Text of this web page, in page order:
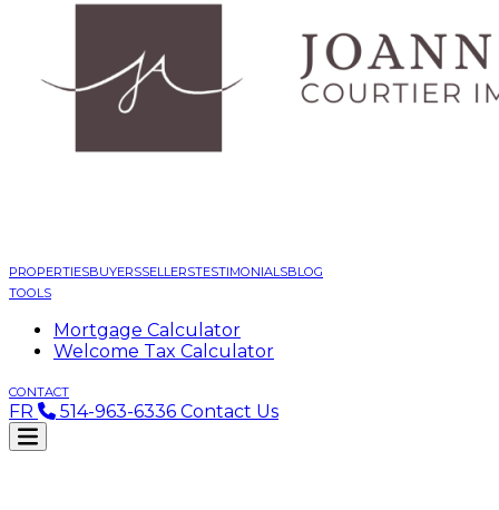
PROPERTIESBUYERSSELLERSTESTIMONIALSBLOG
TOOLS
Mortgage Calculator
Welcome Tax Calculator
CONTACT
FR 514-963-6336 Contact Us